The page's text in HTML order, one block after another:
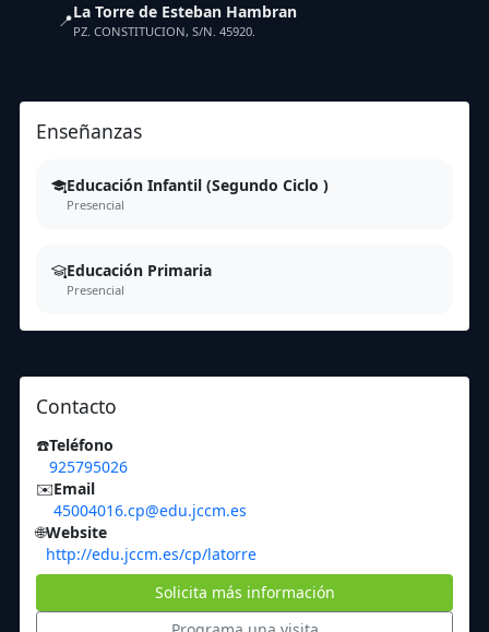
📍La Torre de Esteban Hambran
PZ. CONSTITUCION, S/N. 45920.
Enseñanzas
Educación Infantil (Segundo Ciclo )
Presencial
Educación Primaria
Presencial
Contacto
☎️Teléfono
925795026
✉️Email
45004016.cp@edu.jccm.es
🌐Website
http://edu.jccm.es/cp/latorre
Solicita más información